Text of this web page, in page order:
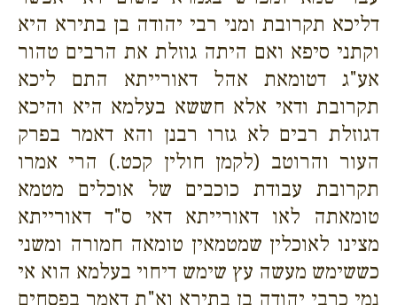
דליכא תקרובת ומני רבי יהודה בן בתירא היא
וקתני סיפא ואם היתה גוזלת את הרבים טהור
אע"ג דטומאת אהל דאורייתא התם ליכא
תקרובת ודאי אלא חששא בעלמא היא והיכא
דגוזלת רבים לא גזרו רבנן והא דאמר בפרק
העור והרוטב (לקמן חולין קכט.) הרי אמרו
תקרובת עבודת כוכבים של אוכלים מטמא
טומאתה לאו דאורייתא דאי ס"ד דאורייתא
מצינו לאוכלין שמטמאין טומאה חמורה ומשני
כששימש מעשה עץ שימש דיחוי בעלמא הוא אי